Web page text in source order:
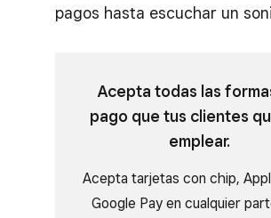
pagos hasta escuchar un
Acepta todas las
pago que tus clientes
emplear.
Acepta tarjetas con chip,
Google Pay en cualquier